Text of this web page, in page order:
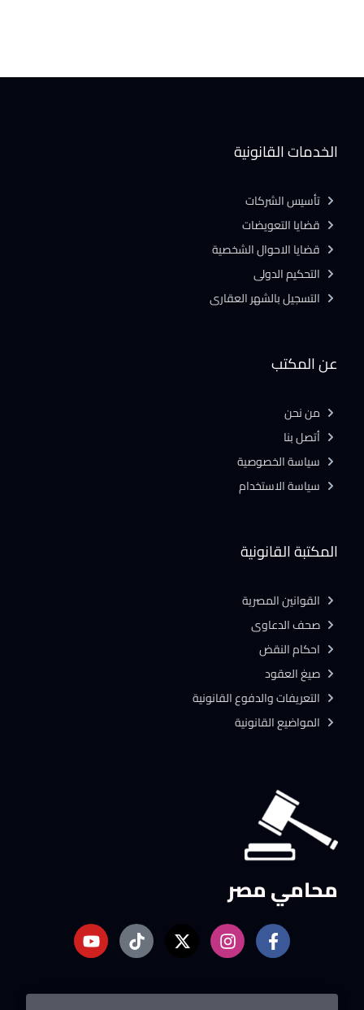
محامي مصر
المكتبة القانونية
القوانين المصرية
صحف الدعاوى
احكام النقض
صيغ العقود
التعريفات والدفوع القانونية
المواضيع القانونية
عن المكتب
من نحن
أتصل بنا
سياسة الخصوصية
سياسة الاستخدام
الخدمات القانونية
تأسيس الشركات
قضايا التعويضات
قضايا الاحوال الشخصية
التحكيم الدولى
التسجيل بالشهر العقارى